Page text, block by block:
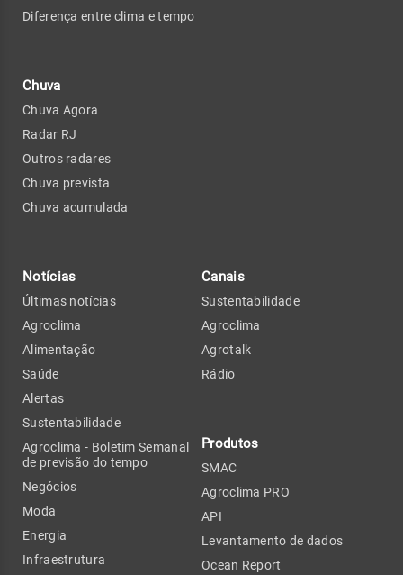
Diferença entre clima e tempo
Chuva
Chuva Agora
Radar RJ
Outros radares
Chuva prevista
Chuva acumulada
Notícias
Últimas notícias
Agroclima
Alimentação
Saúde
Alertas
Sustentabilidade
Agroclima - Boletim Semanal
de previsão do tempo
Negócios
Moda
Energia
Infraestrutura
Canais
Sustentabilidade
Agroclima
Agrotalk
Rádio
Produtos
SMAC
Agroclima PRO
API
Levantamento de dados
Ocean Report